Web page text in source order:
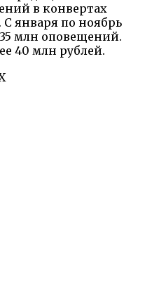
в конвертах
С января по ноябрь
млн оповещений.
40 млн рублей.